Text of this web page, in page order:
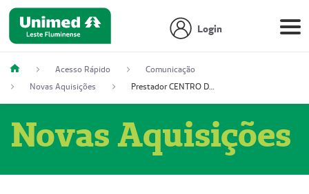
Login
Acesso Rápido
Comunicação
Novas Aquisições
Prestador CENTRO DE ONCOLOGIA
Novas Aquisições